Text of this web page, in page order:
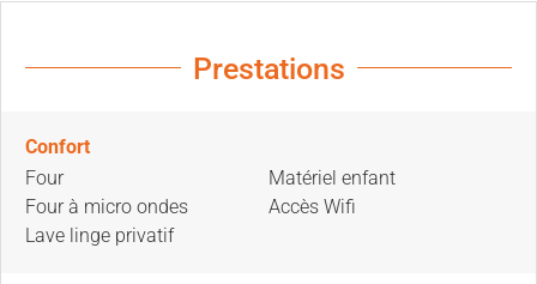
Prestations
Confort
Four
Four à micro ondes
Lave linge privatif
Matériel enfant
Accès Wifi